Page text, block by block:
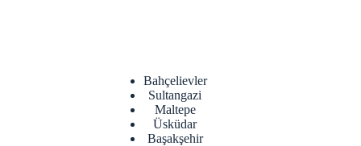
Bahçelievler
Sultangazi
Maltepe
Üsküdar
Başakşehir